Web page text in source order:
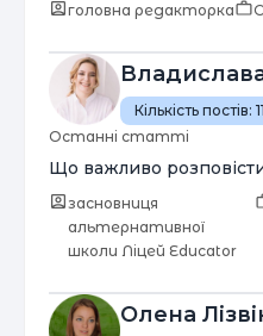
головна редакторка
Кількість постів: 11
Останні статті
Що важливо
засновниця
альтернативної
школи Ліцей Educator
Олена